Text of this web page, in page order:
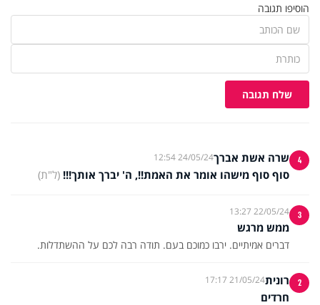
הוסיפו תגובה
שלח תגובה
4 שרה אשת אברך24/05/24 12:54
סוף סוף מישהו אומר את האמת!!, ה' יברך אותך!!! (ל"ת)
3
22/05/24 13:27
ממש מרגש
דברים אמיתיים. ירבו כמוכם בעם. תודה רבה לכם על ההשתדלות.
2 רונית21/05/24 17:17
חרדים